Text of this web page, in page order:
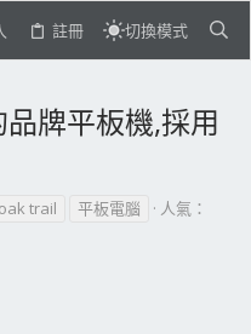
註冊 切換模式
牌平板機,採用
oak trail 平板電腦
人氣：